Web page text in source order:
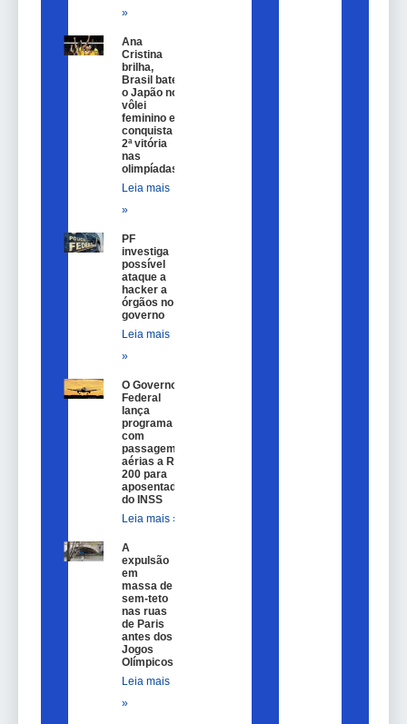
»
Ana
Cristina
brilha,
Brasil bate
o Japão no
vôlei
feminino e
conquista
2ª vitória
nas
olimpíadas
Leia mais
»
PF
investiga
possível
ataque a
hacker a
órgãos no
governo
Leia mais
»
O Governo
Federal
lança
programa
com
passagem
aérias a R$
200 para
aposentados
do INSS
Leia mais »
A
expulsão
em
massa de
sem-teto
nas ruas
de Paris
antes dos
Jogos
Olímpicos
Leia mais
»